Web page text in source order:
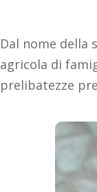
Dal nome della
agricola di
prelibatezze